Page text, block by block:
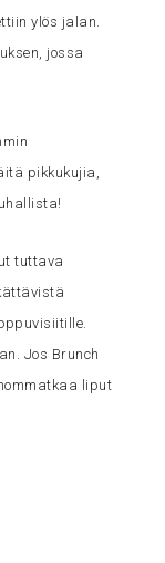
ylös jalan.
jossa
pikkukujia,
tuttava
Jos Brunch
liput